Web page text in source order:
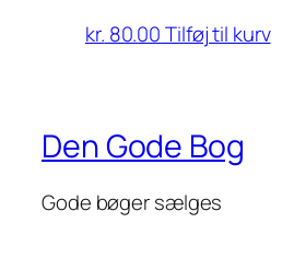
kr. 80.00Tilføj til kurv
Den Gode Bog
Gode bøger sælges